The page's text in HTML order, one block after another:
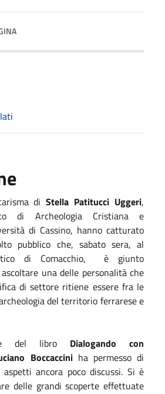
diStella Patitucci Uggeri,
di Archeologia Cristiana e
di Cassino, hanno catturato
pubblico che, sabatosera, al
di Comacchio, è giunto
una delle personalità che
di settore ritiene essere fra le
del territorio ferrarese e
del libro Dialogando con
Boccacciniha permesso di
ancora poco discussi. Si è
delle grandi scoperte effettuate